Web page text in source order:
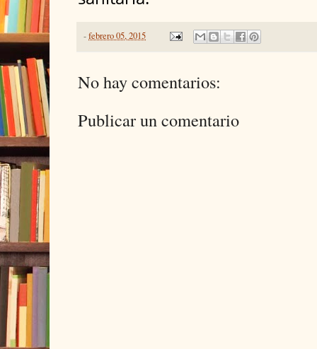
-febrero 05, 2015
No hay comentarios:
Publicar un comentario